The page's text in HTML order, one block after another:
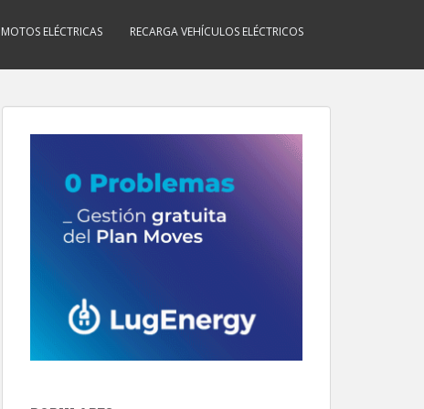
MOTOS ELÉCTRICAS RECARGA VEHÍCULOS ELÉCTRICOS